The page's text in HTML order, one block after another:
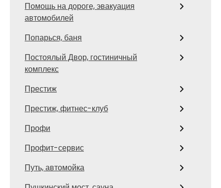
Помощь на дороге, эвакуация
автомобилей
Попарься, баня
Постоялый Двор, гостиничный
комплекс
Престиж
Престиж, фитнес-клуб
Профи
Профит-сервис
Путь, автомойка